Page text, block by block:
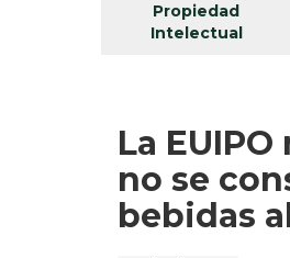
Propiedad
Intelectual
La
no se
bebidas